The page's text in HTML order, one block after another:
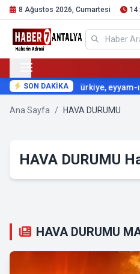
8 Ağustos 2026, Cumartesi
SON DAKİKATürkiye, eyyam-ı
Ana Sayfa / HAVA DURUMU
HAVA DURUMU
HAVA DURUMU